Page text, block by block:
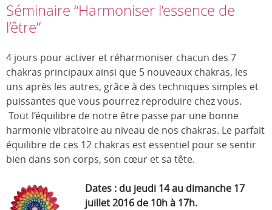
Séminaire “Harmoniser l’essence de
l’être”
4 jours pour activer et réharmoniser chacun des 7
chakras principaux ainsi que 5 nouveaux chakras, les
uns après les autres, grâce à des techniques simples et
puissantes que vous pourrez reproduire chez vous.
Tout l’équilibre de notre être passe par une bonne
harmonie vibratoire au niveau de nos chakras. Le parfait
équilibre de ces 12 chakras est essentiel pour se sentir
bien dans son corps, son cœur et sa tête.
Dates : du jeudi 14 au dimanche 17
juillet 2016 de 10h à 17h.